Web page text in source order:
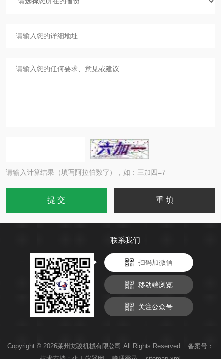
请输入计算结果（填写阿拉伯数字），如：三加四=7
联系我们
扫码加微信
移动端浏览
关注公众号
Copyright © 2026莱州龙骏机械有限公司 All Rights Reserved 备案号：